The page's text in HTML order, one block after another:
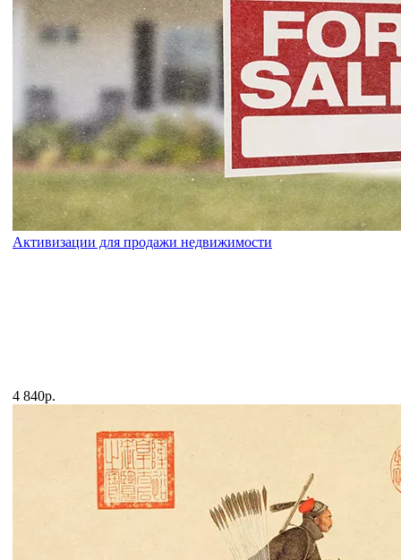
Активизации для продажи недвижимости
4 840р.